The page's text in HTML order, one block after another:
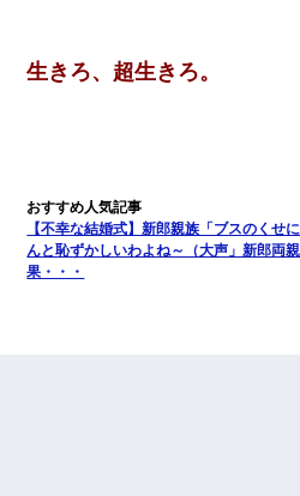
生きろ、超生きろ。
【不幸な結婚式】新郎親族「ブスのくせ
んと恥ずかしいわよね～（大声」新郎両
果・・・